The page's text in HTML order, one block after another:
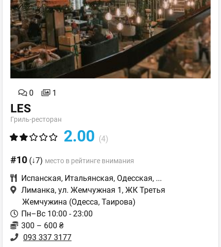
0 1
LES
Гриль-ресторан
2.00 (4)
#10 (↓7) место в рейтинге внимания
Испанская, Итальянская, Одесская, ...
Лиманка, ул. Жемчужная 1, ЖК Третья
Жемчужина (Одесса, Таирова)
Пн–Вс 10:00 - 23:00
300 – 600 ₴
093 337 3177